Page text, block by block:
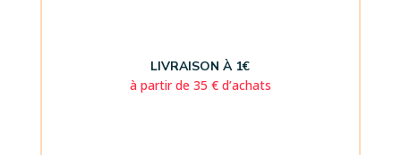
LIVRAISON À 1€
à partir de 35 € d’achats